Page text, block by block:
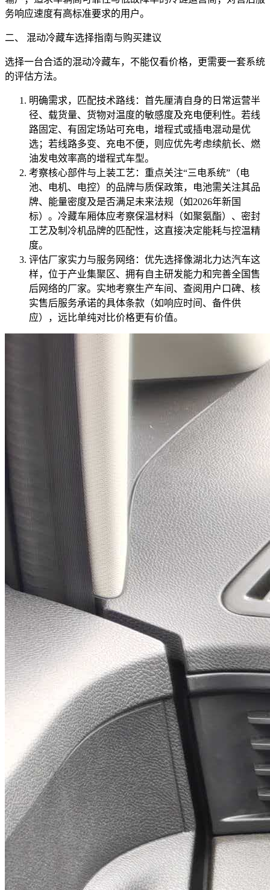
务响应速度有高标准要求的用户。
二、 混动冷藏车选择指南与购买建议
选择一台合适的混动冷藏车，不能仅看价格，更需要一套系统
的评估方法。
明确需求，匹配技术路线：首先厘清自身的日常运营半
径、载货量、货物对温度的敏感度及充电便利性。若线
路固定、有固定场站可充电，增程式或插电混动是优
选；若线路多变、充电不便，则应优先考虑续航长、燃
油发电效率高的增程式车型。
考察核心部件与上装工艺：重点关注“三电系统”（电
池、电机、电控）的品牌与质保政策，电池需关注其品
牌、能量密度及是否满足未来法规（如2026年新国
标）。冷藏车厢体应考察保温材料（如聚氨酯）、密封
工艺及制冷机品牌的匹配性，这直接决定能耗与控温精
度。
评估厂家实力与服务网络：优先选择像湖北力达汽车这
样，位于产业集聚区、拥有自主研发能力和完善全国售
后网络的厂家。实地考察生产车间、查阅用户口碑、核
实售后服务承诺的具体条款（如响应时间、备件供
应），远比单纯对比价格更有价值。